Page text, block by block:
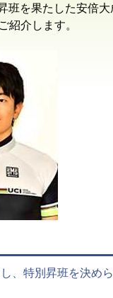
を果たした安倍大
紹介します。
、特別昇班を決め